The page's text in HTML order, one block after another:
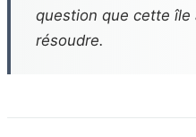
question que cette île
résoudre.